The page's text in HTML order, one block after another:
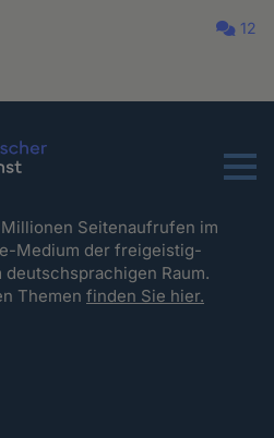
12
Menu
Seitenaufrufen im
Medium der freigeistig-
Raum.
Themenfinden Sie hier.